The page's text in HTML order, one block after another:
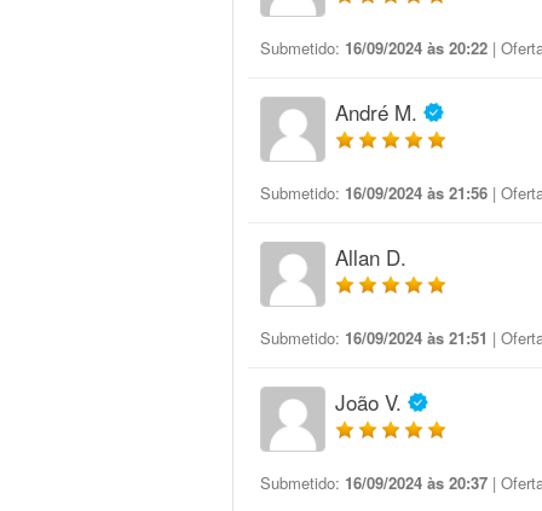
Submetido: 16/09/2024 às 20:22 |
André M.
Submetido: 16/09/2024 às 21:56 |
Allan D.
Submetido: 16/09/2024 às 21:51 |
João V.
Submetido: 16/09/2024 às 20:37 |